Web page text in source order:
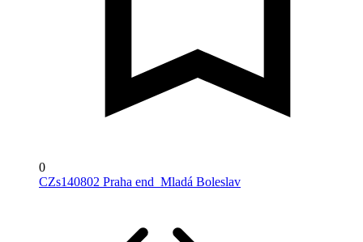
0
CZs140802 Praha end_Mladá Boleslav